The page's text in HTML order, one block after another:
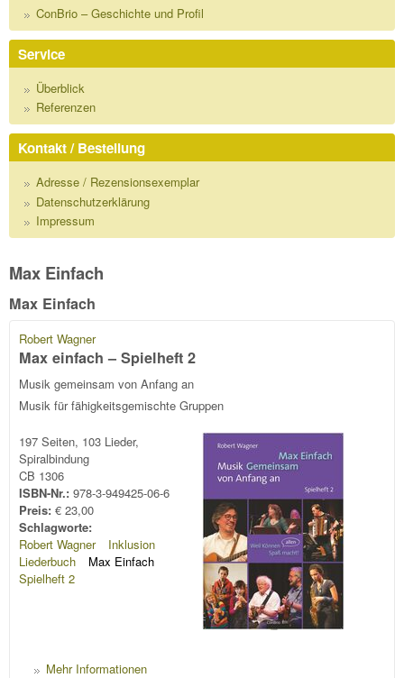
ConBrio – Geschichte und Profil
Service
Überblick
Referenzen
Kontakt / Bestellung
Adresse / Rezensionsexemplar
Datenschutzerklärung
Impressum
Max Einfach
Max Einfach
Robert Wagner
Max einfach – Spielheft 2
Musik gemeinsam von Anfang an
Musik für fähigkeitsgemischte Gruppen
197 Seiten, 103 Lieder,
Spiralbindung
CB 1306
ISBN-Nr.: 978-3-949425-06-6
Preis: € 23,00
Schlagworte:
Robert Wagner
Inklusion
Liederbuch
Max Einfach
Spielheft 2
Mehr Informationen